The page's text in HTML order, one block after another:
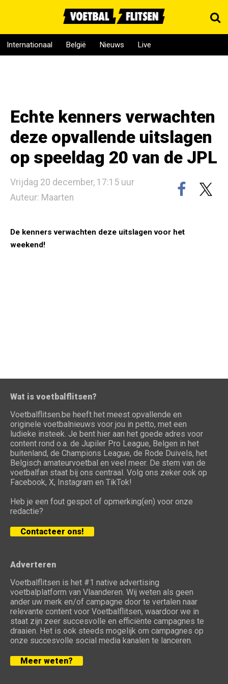
Internationaal België Nieuws Live
Echte kenners verwachten
deze opvallende uitslagen
op speeldag 20 van de JPL
Vrijdag 20 december, 17:15 uur
Auteur: Maarten
De kenners verwachten deze uitslagen voor het
weekend!
Wat is voetbalflitsen?
Voetbalflitsen.be heeft het meest opvallende en
originele voetbalnieuws voor jou in petto, met een
ludieke insteek. Je bent hier aan het goede adres voor
content rond o.a. de Jupiler Pro League, Belgen in het
buitenland, de Champions League, de Rode Duivels, het
Belgisch amateurvoetbal en veel meer. De stem van de
voetbalfan staat bij ons centraal. Volg ons zeker ook op
Facebook, X, Instagram en TikTok!
Heb je een fout gespot of opmerking(en) voor onze
redactie?
Contacteer ons!
Adverteren
Voetbalflitsen is het #1 native advertising
voetbalplatform van Vlaanderen. Wij weten als geen
ander uw merk en/of campagne door te vertalen naar
relevante content voor Voetbalflitsen, waardoor we in
staat zijn zeer succesvolle en efficiënte campagnes te
draaien. Het is ook steeds mogelijk om campagnes op
onze succesvolle social media kanalen te lanceren.
Meer weten?